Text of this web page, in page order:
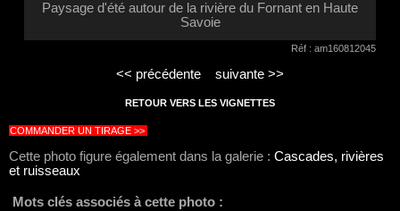
Paysage d'été autour de la rivière du Fornant en Haute
Savoie
Réf : am160812045
<< précédente suivante >>
RETOUR VERS LES VIGNETTES
COMMANDER UN TIRAGE >>
Cette photo figure également dans la galerie : Cascades, rivières
et ruisseaux
Mots clés associés à cette photo :